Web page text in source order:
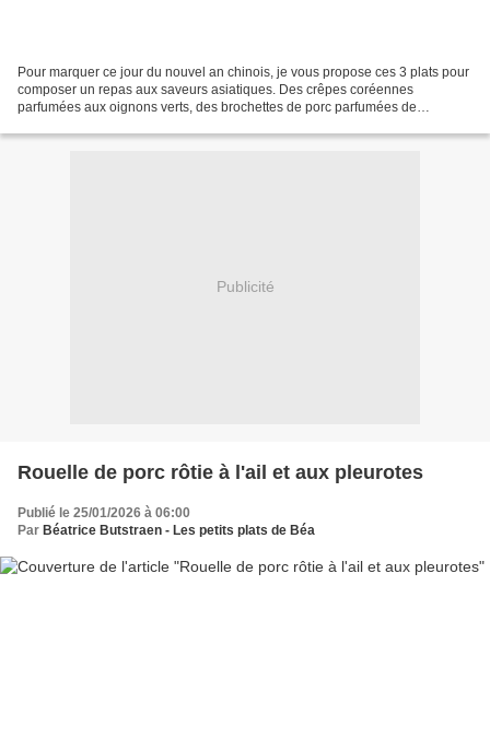
Pour marquer ce jour du nouvel an chinois, je vous propose ces 3 plats pour
composer un repas aux saveurs asiatiques. Des crêpes coréennes
parfumées aux oignons verts, des brochettes de porc parfumées de
Publicité
Rouelle de porc rôtie à l'ail et aux pleurotes
Publié le 25/01/2026 à 06:00
Par Béatrice Butstraen - Les petits plats de Béa